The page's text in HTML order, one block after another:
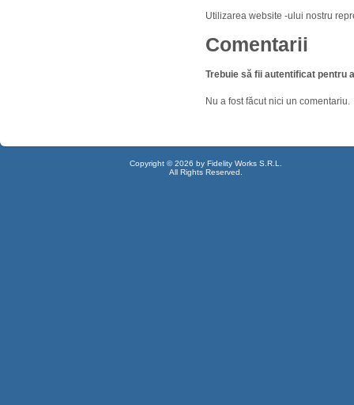
Utilizarea website -ului nostru
Comentarii
Trebuie să fii autentificat pentru
Nu a fost făcut nici un comentariu.
Copyright © 2026 by Fidelity Works S.R.L.
All Rights Reserved.